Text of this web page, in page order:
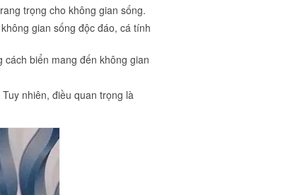
trọng cho không gian sống.
gian sống độc đáo, cá tính
biển mang đến không gian
nhiên, điều quan trọng là